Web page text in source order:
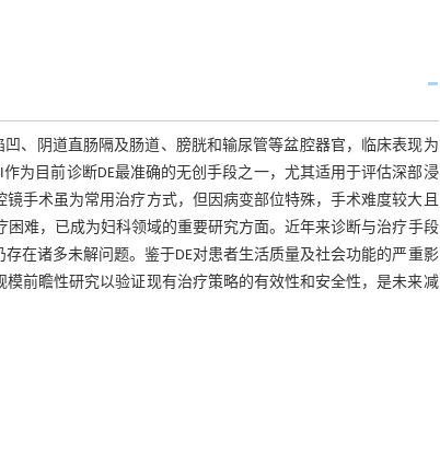
、阴道直肠隔及肠道、膀胱和输尿管等盆腔器官，临床表现为
为目前诊断DE最准确的无创手段之一，尤其适用于评估深部浸
手术虽为常用治疗方式，但因病变部位特殊，手术难度较大且
难，已成为妇科领域的重要研究方面。近年来诊断与治疗手段
在诸多未解问题。鉴于DE对患者生活质量及社会功能的严重影
前瞻性研究以验证现有治疗策略的有效性和安全性，是未来减